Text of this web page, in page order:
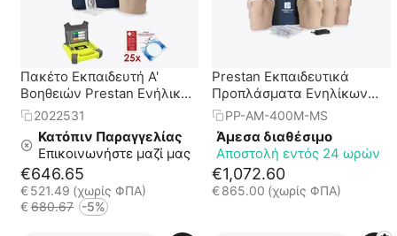
Πακέτο Εκπαιδευτή Α'
Βοηθειών Prestan Ενήλικα
Βασικό + Εκπ. Απινιδωτής
XFT-120G
2022531
Κατόπιν Παραγγελίας
Επικοινωνήστε μαζί μας
€646.65
€ 521.49 (χωρίς ΦΠΑ)
€ 680.67 -5%
Prestan Εκπαιδευτικά
Προπλάσματα Ενηλίκων
(Πακέτο των 4)
PP-AM-400M-MS
Άμεσα διαθέσιμο
Αποστολή εντός 24 ωρών
€1,072.60
€865.00 (χωρίς ΦΠΑ)